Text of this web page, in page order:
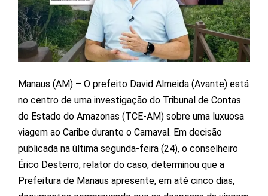
Manaus (AM) – O prefeito David Almeida (Avante) está
no centro de uma investigação do Tribunal de Contas
do Estado do Amazonas (TCE-AM) sobre uma luxuosa
viagem ao Caribe durante o Carnaval. Em decisão
publicada na última segunda-feira (24), o conselheiro
Érico Desterro, relator do caso, determinou que a
Prefeitura de Manaus apresente, em até cinco dias,